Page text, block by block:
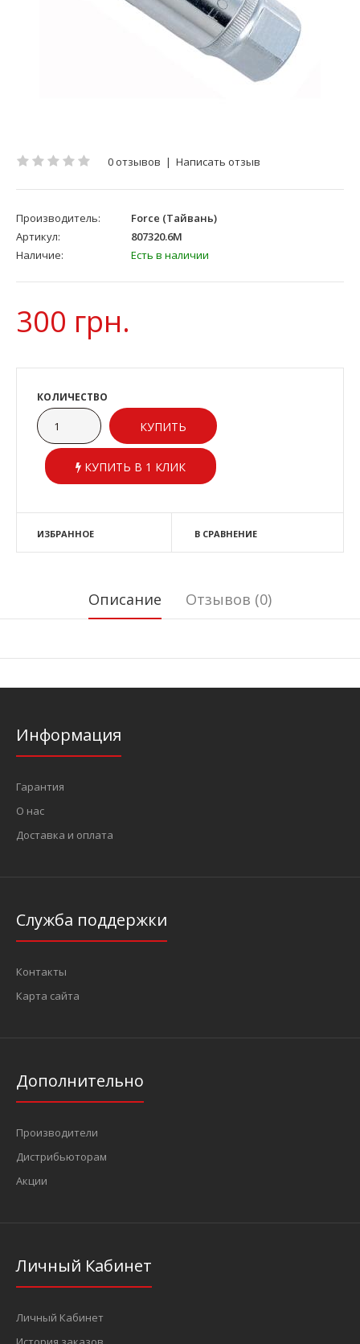
0 отзывов | Написать отзыв
Производитель:
Force (Тайвань)
Артикул:
807320.6M
Наличие:
Есть в наличии
300 грн.
КОЛИЧЕСТВО
КУПИТЬ В 1 КЛИК
ИЗБРАННОЕ В СРАВНЕНИЕ
Описание Отзывов (0)
Информация
Гарантия
О нас
Доставка и оплата
Служба поддержки
Контакты
Карта сайта
Дополнительно
Производители
Дистрибьюторам
Акции
Личный Кабинет
Личный Кабинет